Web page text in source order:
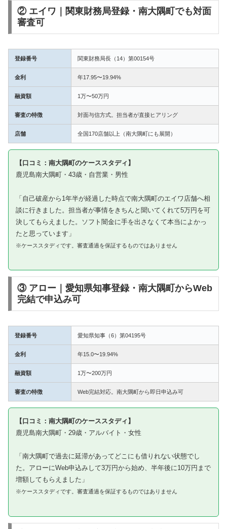
② エイワ｜関東財務局登録・南大隅町でも対面
審査可
登録番号 関東財務局長（14）第00154号
金利 年17.95〜19.94%
融資額 1万〜50万円
審査の特徴 対面与信方式。担当者が直接ヒアリング
店舗 全国170店舗以上（南大隅町にも展開）
【口コミ：南大隅町のケーススタディ】
鹿児島南大隅町・43歳・自営業・男性
「自己破産から1年半が経過した時点で南大隅町のエイワ店舗へ相
談に行きました。担当者が事情をきちんと聞いてくれて5万円を可
決してもらえました。ソフト闇金に手を出さなくて本当によかっ
たと思っています」
※ケーススタディです。審査通過を保証するものではありません
③ アロー｜愛知県知事登録・南大隅町からWeb
完結で申込み可
登録番号 愛知県知事（6）第04195号
金利 年15.0〜19.94%
融資額 1万〜200万円
審査の特徴 Web完結対応。南大隅町から即日申込み可
【口コミ：南大隅町のケーススタディ】
鹿児島南大隅町・29歳・アルバイト・女性
「南大隅町で過去に延滞があってどこにも借りれない状態でし
た。アローにWeb申込みして3万円から始め、半年後に10万円まで
増額してもらえました」
※ケーススタディです。審査通過を保証するものではありません